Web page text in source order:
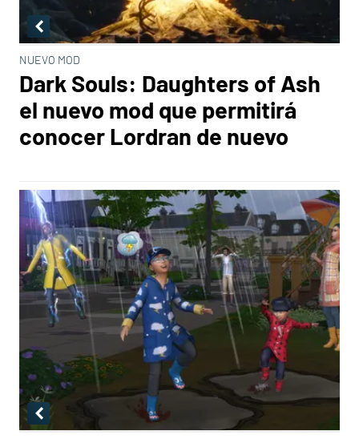
NUEVO MOD
Dark Souls: Daughters of Ash
el nuevo mod que permitirá
conocer Lordran de nuevo